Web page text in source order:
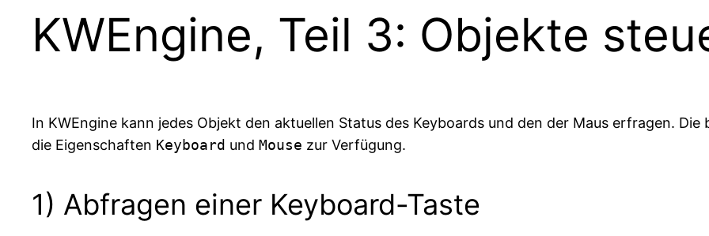
KWEngine, Teil 3: Objekte
In KWEngine kann jedes Objekt den aktuellen Status des Keyboards und den der Maus erfragen.
die Eigenschaften Keyboard und Mouse zur Verfügung.
1) Abfragen einer Keyboard-Taste